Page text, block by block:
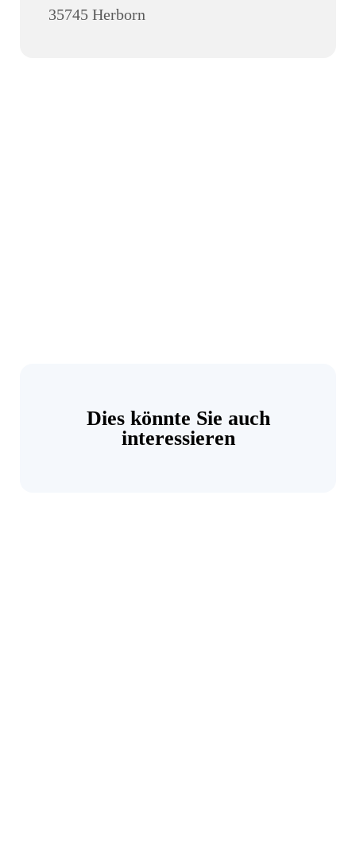
35745 Herborn
Dies könnte Sie auch
interessieren